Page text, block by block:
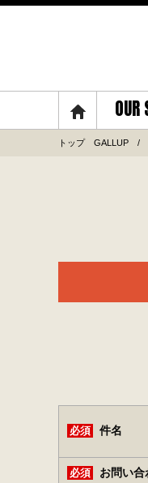
OUR
トップ GALLUP
必須 件名
必須
お問い合